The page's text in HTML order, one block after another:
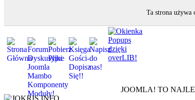
JOOMLA! TO
Ta strona używa